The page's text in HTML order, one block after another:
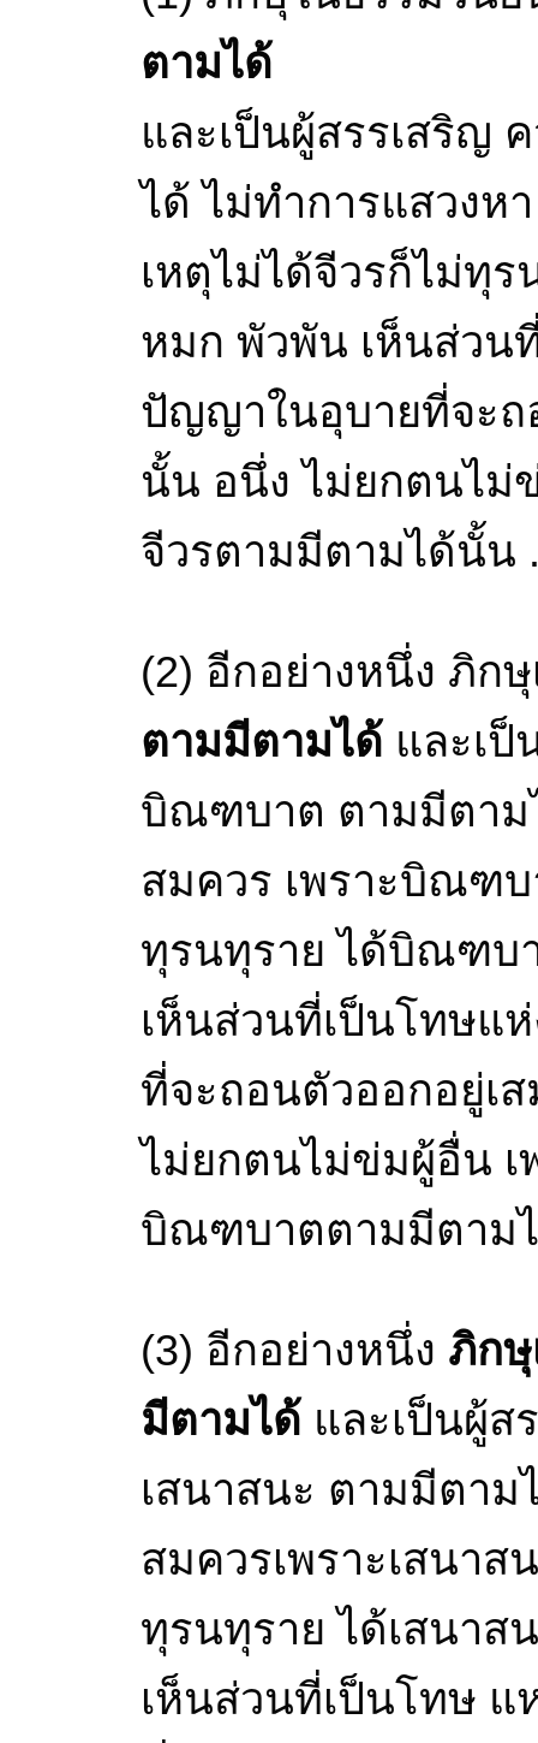
ตามได้
และเป็นผู้สรรเสริญ
ได้ ไม่ทำการแสวงห
เหตุไม่ได้จีวรก็ไม่ทุ
หมก พัวพัน เห็นส่วน
ปัญญาในอุบายที่จะถ
นั้น อนึ่ง ไม่ยกตนไม่
จีวรตามมีตามได้นั้น
(2) อีกอย่างหนึ่ง ภิก
ตามมีตามได้ และเ
บิณฑบาต ตามมีตาม
สมควร เพราะบิณฑ
ทุรนทุราย ได้บิณฑบ
เห็นส่วนที่เป็นโทษแ
ที่จะถอนตัวออกอยู่
ไม่ยกตนไม่ข่มผู้อื่น
บิณฑบาตตามมีตาม
(3) อีกอย่างหนึ่ง ภิก
มีตามได้ และเป็นผู้ส
เสนาสนะ ตามมีตาม
สมควรเพราะเสนาส
ทุรนทุราย ได้เสนาส
เห็นส่วนที่เป็นโทษ